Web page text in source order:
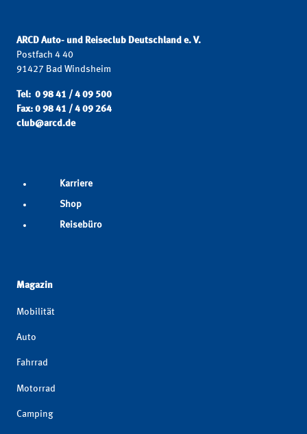
ARCD Auto- und Reiseclub Deutschland e. V.
Postfach 4 40
91427 Bad Windsheim
Tel: 0 98 41 / 4 09 500
Fax: 0 98 41 / 4 09 264
club@arcd.de
Karriere
Shop
Reisebüro
Magazin
Mobilität
Auto
Fahrrad
Motorrad
Camping